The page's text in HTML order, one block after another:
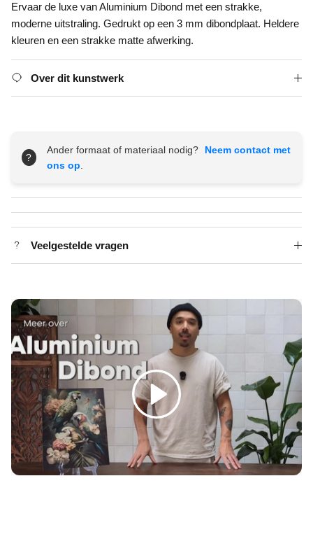
Ervaar de luxe van Aluminium Dibond met een strakke,
moderne uitstraling. Gedrukt op een 3 mm dibondplaat. Heldere
kleuren en een strakke matte afwerking.
Over dit kunstwerk
?
Ander formaat of materiaal nodig?
Neem contact met
ons op.
Veelgestelde vragen
Spelen